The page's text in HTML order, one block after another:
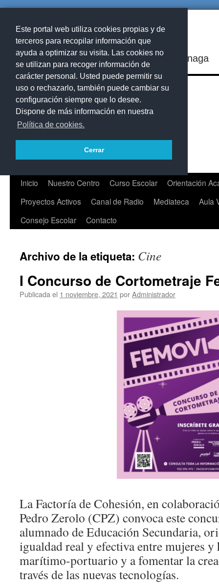
Este portal web utiliza cookies propias y de
terceros para recopilar información que
ayuda a optimizar su visita. Las cookies no
se utilizan para recoger información de
carácter personal. Usted puede permitir su
uso o rechazarlo, también puede cambiar su
configuración siempre que lo desee.
Dispone de más información en nuestra
Política de cookies.
Cerrar
IES Playa de Arinaga
Saltar
contenido
Inicio Nuestro Centro Curso Escolar
Orientación
Proyectos Activos
Canal de Radio Mediateca
Aula
Consejo Escolar
Contacto
Archivo de la etiqueta: Cine
I Concurso de Cortometraje
Publicada el 1 noviembre, 2021 porAdministrador
La Factoría de Cohesión, en
Pedro Zerolo (CPZ) convoca este
alumnado de Educación Secundaria,
igualdad real y efectiva entre mujeres
marítimo-portuario y a fomentar la
través de las nuevas tecnologías.